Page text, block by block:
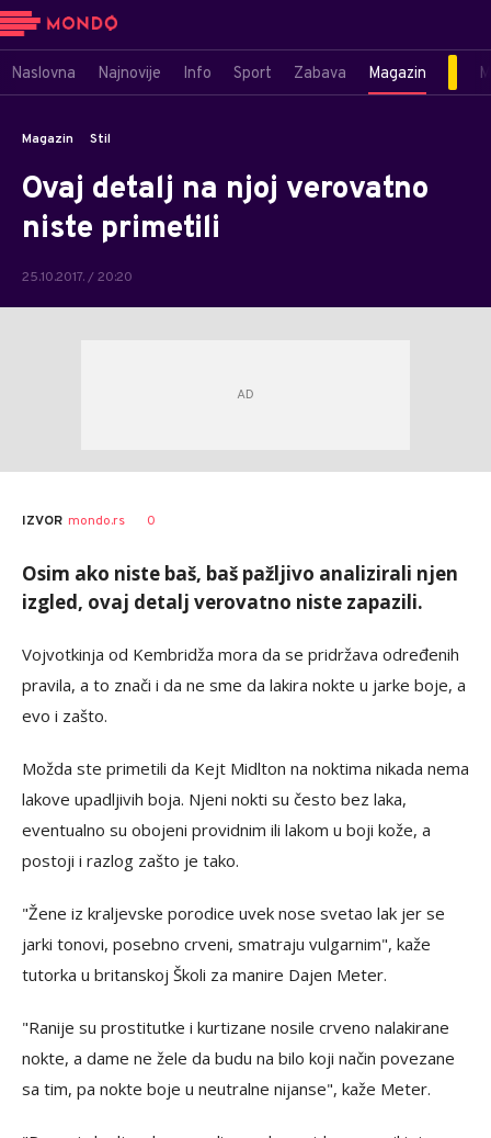
Naslovna Najnovije Info Sport Zabava Magazin
Magazin Stil
Ovaj detalj na njoj verovatno
niste primetili
25.10.2017. / 20:20
IZVOR mondo.rs 0
Osim ako niste baš, baš pažljivo analizirali njen
izgled, ovaj detalj verovatno niste zapazili.
Vojvotkinja od Kembridža mora da se pridržava određenih
pravila, a to znači i da ne sme da lakira nokte u jarke boje, a
evo i zašto.
Možda ste primetili da Kejt Midlton na noktima nikada nema
lakove upadljivih boja. Njeni nokti su često bez laka,
eventualno su obojeni providnim ili lakom u boji kože, a
postoji i razlog zašto je tako.
"Žene iz kraljevske porodice uvek nose svetao lak jer se
jarki tonovi, posebno crveni, smatraju vulgarnim", kaže
tutorka u britanskoj Školi za manire Dajen Meter.
"Ranije su prostitutke i kurtizane nosile crveno nalakirane
nokte, a dame ne žele da budu na bilo koji način povezane
sa tim, pa nokte boje u neutralne nijanse", kaže Meter.